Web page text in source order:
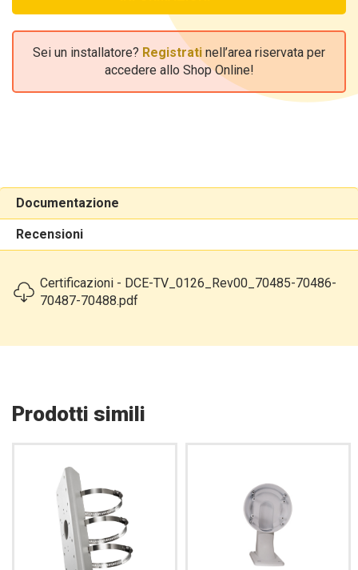
Sei un installatore? Registrati nell’area riservata per
accedere allo Shop Online!
Documentazione
Recensioni
Certificazioni - DCE-TV_0126_Rev00_70485-70486-
70487-70488.pdf
Prodotti simili